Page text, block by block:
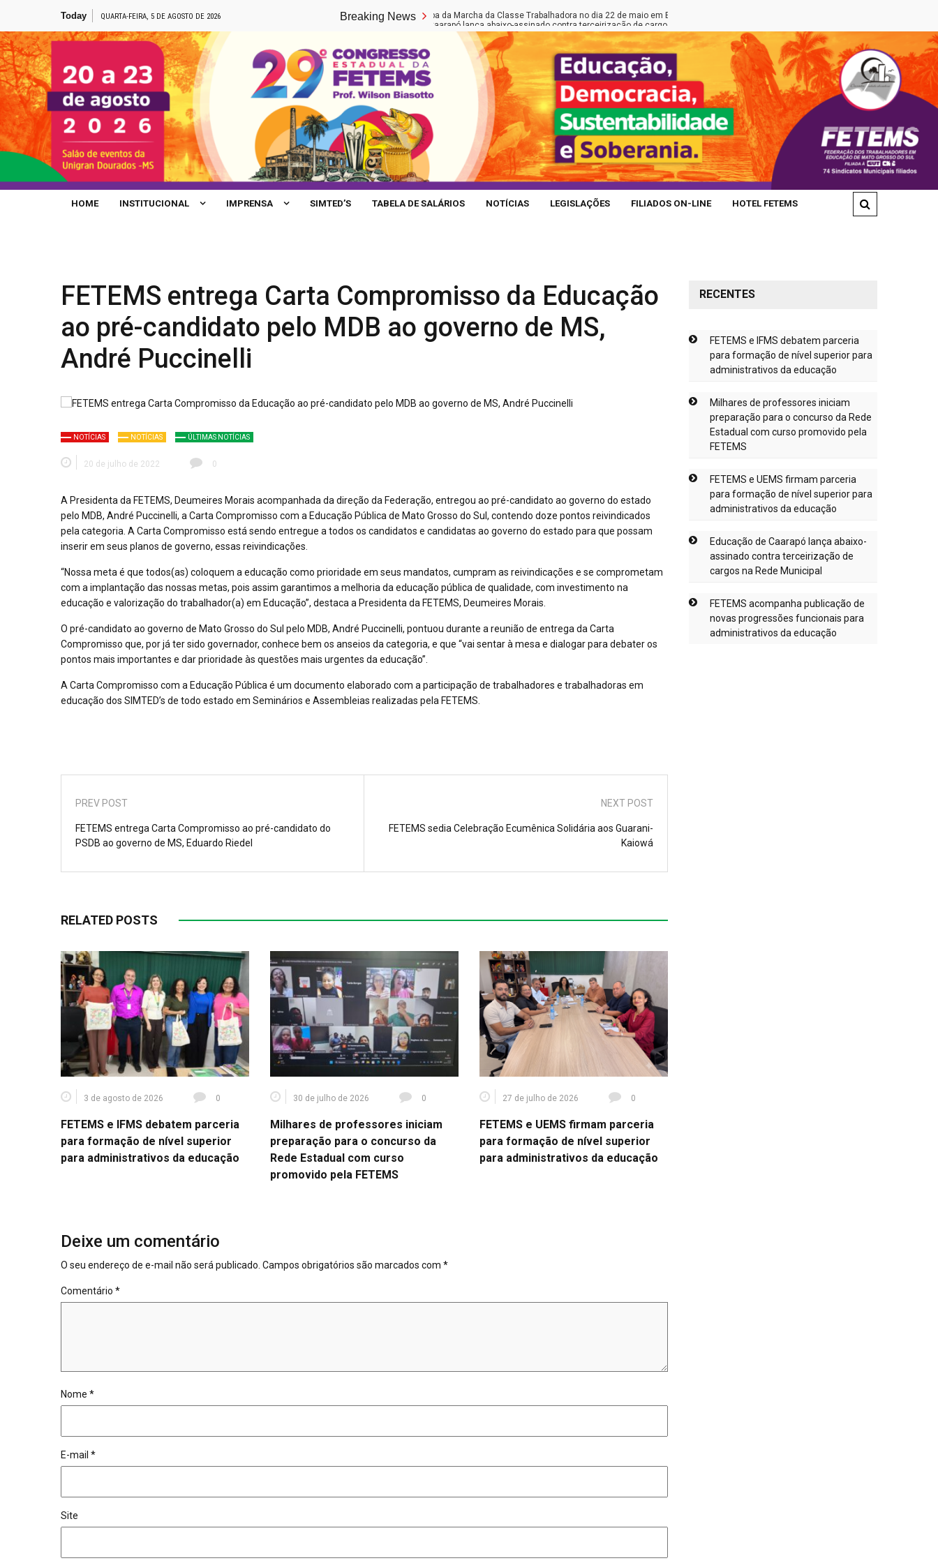
content
Today QUARTA-FEIRA, 5 DE AGOSTO DE 2026 Breaking News
Fetems participa da Marcha da Classe Trabalhadora no dia 22 de maio em Brasília
Educação de Caarapó lança abaixo-assinado contra terceirização de cargos na Rede Municipal
Site de Notícias da FETEMS
HOME INSTITUCIONAL IMPRENSA SIMTED’S TABELA DE SALÁRIOS NOTÍCIAS LEGISLAÇÕES FILIADOS ON-LINE HOTEL FETEMS
FETEMS entrega Carta Compromisso da Educação
ao pré-candidato pelo MDB ao governo de MS,
André Puccinelli
NOTÍCIAS NOTÍCIAS ÚLTIMAS NOTÍCIAS
20 de julho de 2022 0
A Presidenta da FETEMS, Deumeires Morais acompanhada da direção da Federação, entregou ao pré-candidato ao governo do estado
pelo MDB, André Puccinelli, a Carta Compromisso com a Educação Pública de Mato Grosso do Sul, contendo doze pontos reivindicados
pela categoria. A Carta Compromisso está sendo entregue a todos os candidatos e candidatas ao governo do estado para que possam
inserir em seus planos de governo, essas reivindicações.
“Nossa meta é que todos(as) coloquem a educação como prioridade em seus mandatos, cumpram as reivindicações e se comprometam
com a implantação das nossas metas, pois assim garantimos a melhoria da educação pública de qualidade, com investimento na
educação e valorização do trabalhador(a) em Educação”, destaca a Presidenta da FETEMS, Deumeires Morais.
O pré-candidato ao governo de Mato Grosso do Sul pelo MDB, André Puccinelli, pontuou durante a reunião de entrega da Carta
Compromisso que, por já ter sido governador, conhece bem os anseios da categoria, e que “vai sentar à mesa e dialogar para debater os
pontos mais importantes e dar prioridade às questões mais urgentes da educação”.
A Carta Compromisso com a Educação Pública é um documento elaborado com a participação de trabalhadores e trabalhadoras em
educação dos SIMTED’s de todo estado em Seminários e Assembleias realizadas pela FETEMS.
PREV POST
FETEMS entrega Carta Compromisso ao pré-candidato do
PSDB ao governo de MS, Eduardo Riedel
NEXT POST
FETEMS sedia Celebração Ecumênica Solidária aos Guarani-
Kaiowá
RELATED POSTS
3 de agosto de 2026 0
FETEMS e IFMS debatem parceria
para formação de nível superior
para administrativos da educação
30 de julho de 2026 0
Milhares de professores iniciam
preparação para o concurso da
Rede Estadual com curso
promovido pela FETEMS
27 de julho de 2026 0
FETEMS e UEMS firmam parceria
para formação de nível superior
para administrativos da educação
Deixe um comentário
O seu endereço de e-mail não será publicado. Campos obrigatórios são marcados com *
Comentário *
Nome *
E-mail *
Site
RECENTES
FETEMS e IFMS debatem parceria
para formação de nível superior para
administrativos da educação
Milhares de professores iniciam
preparação para o concurso da Rede
Estadual com curso promovido pela
FETEMS
FETEMS e UEMS firmam parceria
para formação de nível superior para
administrativos da educação
Educação de Caarapó lança abaixo-
assinado contra terceirização de
cargos na Rede Municipal
FETEMS acompanha publicação de
novas progressões funcionais para
administrativos da educação